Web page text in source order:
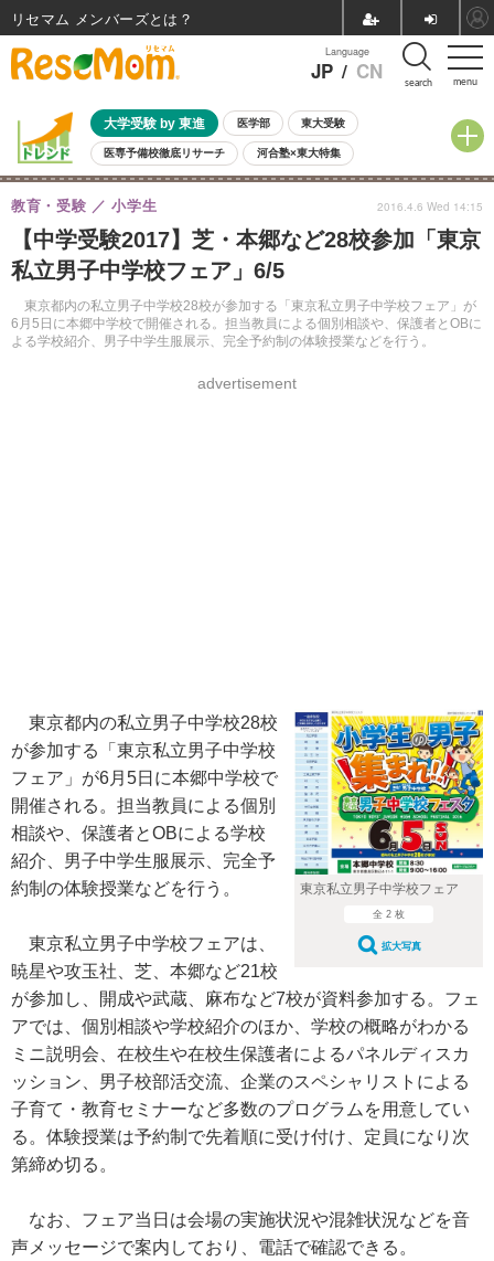
menu
Language
JP / CN search
大学受験 by 東進 医学部 東大受験
医専予備校徹底リサーチ 河合塾×東大特集
親子で考える大学選び 高校受験 中学受験 小学校受験
共通テスト 夏休み
8月開催イベント・WS 全国公立高校 過去問 人気記事
自由研究教材（小学生向け） 自由研究教材（中学生向け）
【中学受験2017】芝・本郷など28校参加「東京
私立男子中学校フェア」6/5
東京都内の私立男子中学校28校が参加する「東京私立男子中学校フェア」が
6月5日に本郷中学校で開催される。担当教員による個別相談や、保護者とOBに
よる学校紹介、男子中学生服展示、完全予約制の体験授業などを行う。
教育・受験 小学生
advertisement
2016.4.6 Wed 14:15
東京私立男子中学校フェア
全 2 枚
拡大写真
東京都内の私立男子中学校28校
が参加する「東京私立男子中学校
フェア」が6月5日に本郷中学校で
開催される。担当教員による個別
相談や、保護者とOBによる学校
紹介、男子中学生服展示、完全予
約制の体験授業などを行う。
東京私立男子中学校フェアは、
暁星や攻玉社、芝、本郷など21校
が参加し、開成や武蔵、麻布など7校が資料参加する。フェ
アでは、個別相談や学校紹介のほか、学校の概略がわかる
ミニ説明会、在校生や在校生保護者によるパネルディスカ
ッション、男子校部活交流、企業のスペシャリストによる
子育て・教育セミナーなど多数のプログラムを用意してい
る。体験授業は予約制で先着順に受け付け、定員になり次
第締め切る。
なお、フェア当日は会場の実施状況や混雑状況などを音
声メッセージで案内しており、電話で確認できる。
リセマム メンバーズ